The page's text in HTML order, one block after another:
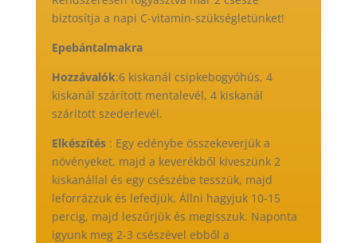
biztosítja a napi C-vitamin-szükségletünket!
Epebántalmakra
Hozzávalók:6 kiskanál csipkebogyóhús, 4
kiskanál szárított mentalevél, 4 kiskanál
szárított szederlevél.
Elkészítés: Egy edénybe összekeverjük a
növényeket, majd a keverékből kiveszünk 2
kiskanállal és egy csészébe tesszük, majd
leforrázzuk és lefedjük. Állni hagyjuk 10-15
percig, majd leszűrjük és megisszuk. Naponta
igyunk meg 2-3 csészével ebből a